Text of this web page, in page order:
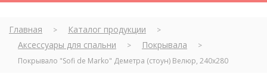
Главная > Каталог продукции >
Аксессуары для спальни > Покрывала
>
Покрывало "Sofi de Marko" Деметра (стоун) Велюр, 240х280